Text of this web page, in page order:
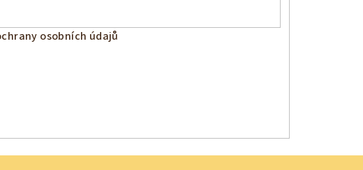
osobních údajů